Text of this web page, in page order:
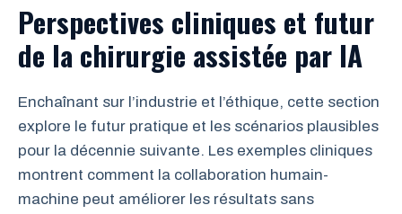
Perspectives cliniques et futur
de la chirurgie assistée par IA
Enchaînant sur l’industrie et l’éthique, cette section
explore le futur pratique et les scénarios plausibles
pour la décennie suivante. Les exemples cliniques
montrent comment la collaboration humain-
machine peut améliorer les résultats sans